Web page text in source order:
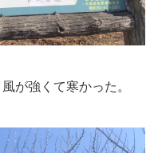
が強くて寒かった。